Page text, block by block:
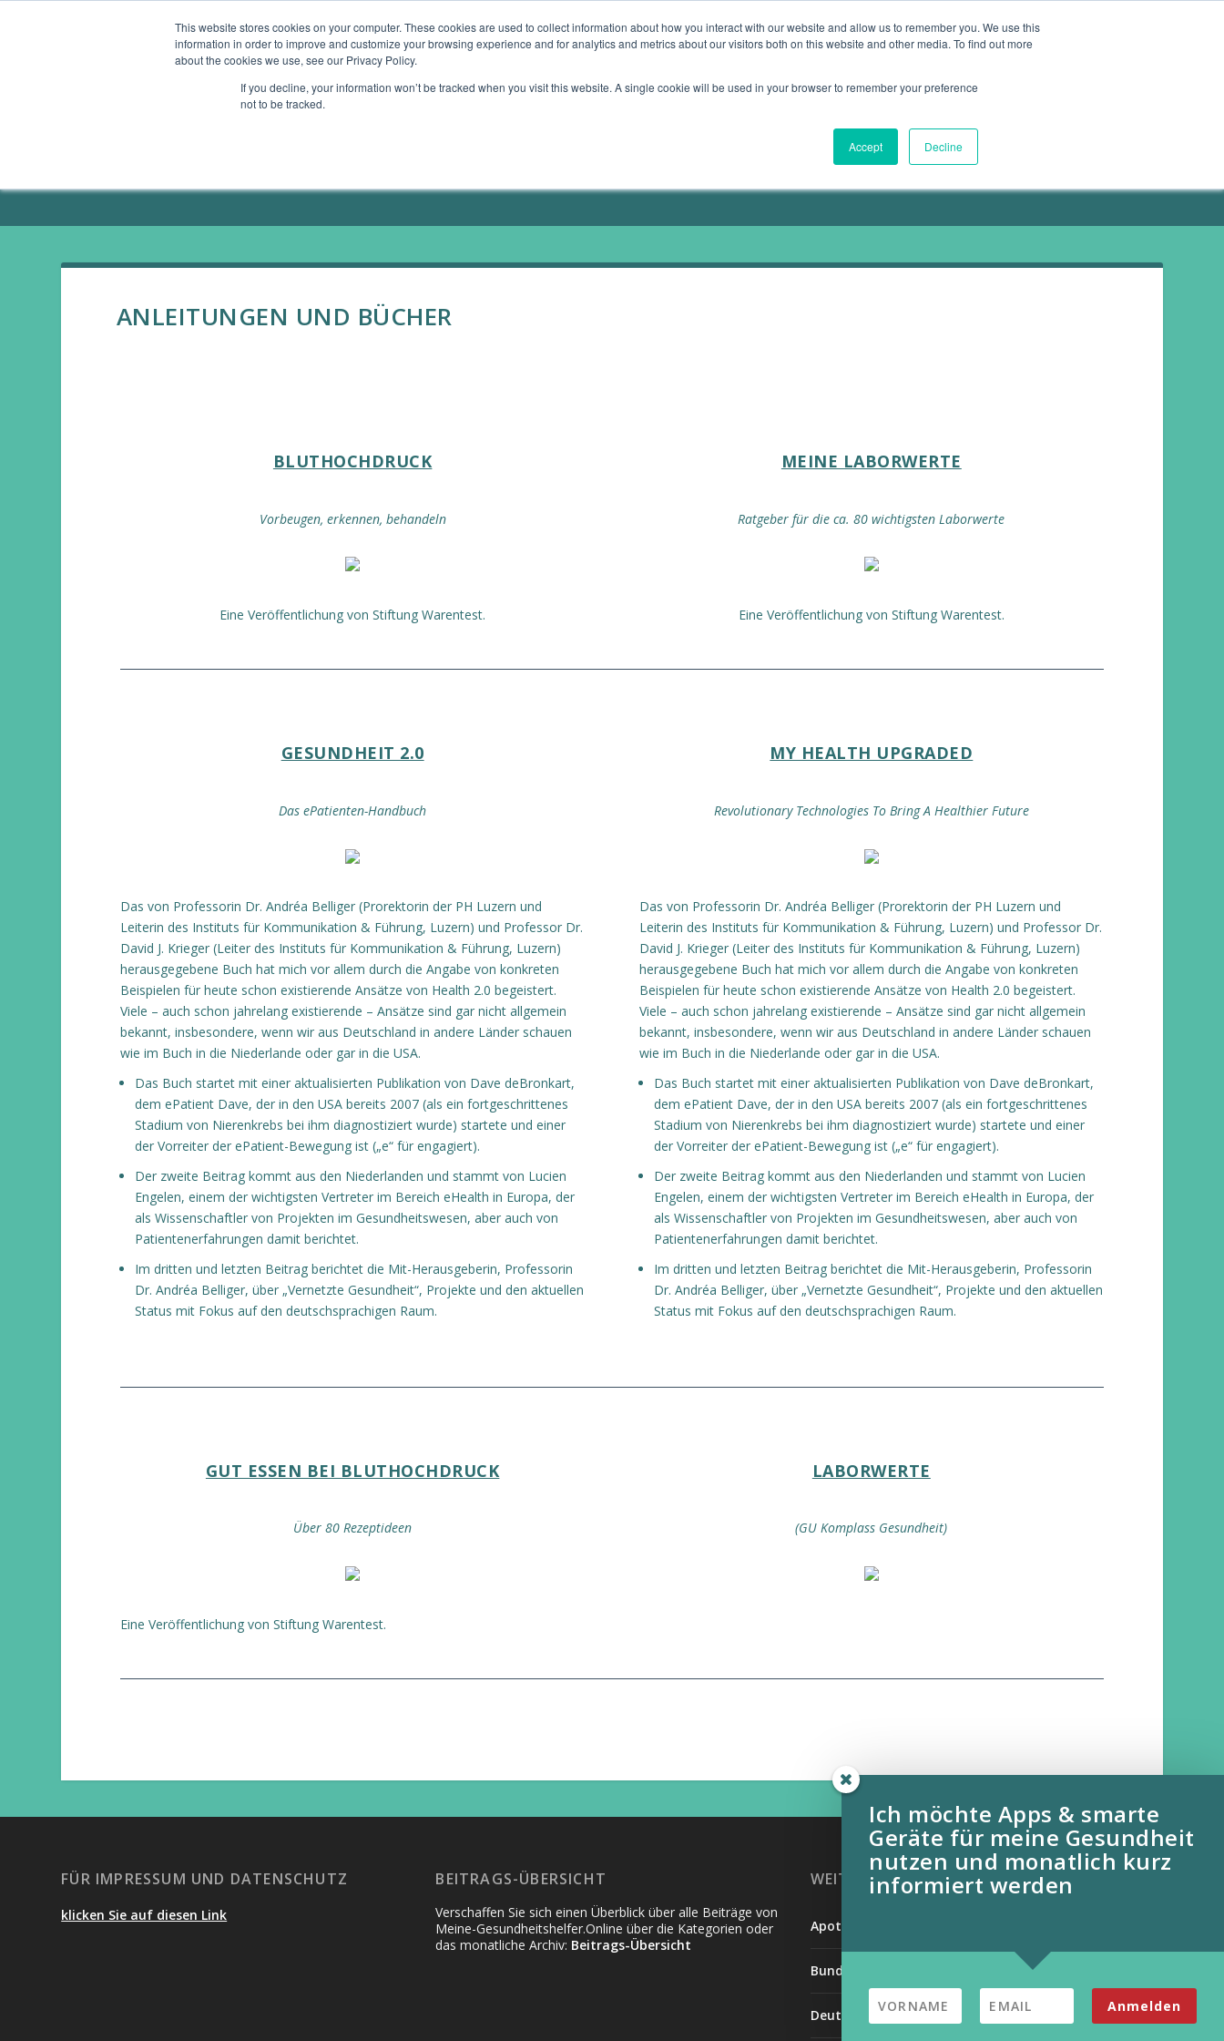
This website stores cookies on your computer. These cookies are used to collect information about how you interact with our website and allow us to remember you. We use this
information in order to improve and customize your browsing experience and for analytics and metrics about our visitors both on this website and other media. To find out more
about the cookies we use, see our Privacy Policy.
If you decline, your information won’t be tracked when you visit this website. A single cookie will be used in your browser to remember your preference
not to be tracked.
Accept Decline
GESUNDHEITS-APPS SMARTE GERÄTE MEIN ANGEBOT
ANLEITUNGEN UND BÜCHER
BLUTHOCHDRUCK
Vorbeugen, erkennen, behandeln
Eine Veröffentlichung von Stiftung Warentest.
MEINE LABORWERTE
Ratgeber für die ca. 80 wichtigsten Laborwerte
Eine Veröffentlichung von Stiftung Warentest.
GESUNDHEIT 2.0
Das ePatienten-Handbuch
Das von Professorin Dr. Andréa Belliger (Prorektorin der PH Luzern und
Leiterin des Instituts für Kommunikation & Führung, Luzern) und Professor Dr.
David J. Krieger (Leiter des Instituts für Kommunikation & Führung, Luzern)
herausgegebene Buch hat mich vor allem durch die Angabe von konkreten
Beispielen für heute schon existierende Ansätze von Health 2.0 begeistert.
Viele – auch schon jahrelang existierende – Ansätze sind gar nicht allgemein
bekannt, insbesondere, wenn wir aus Deutschland in andere Länder schauen
wie im Buch in die Niederlande oder gar in die USA.
Das Buch startet mit einer aktualisierten Publikation von Dave deBronkart,
dem ePatient Dave, der in den USA bereits 2007 (als ein fortgeschrittenes
Stadium von Nierenkrebs bei ihm diagnostiziert wurde) startete und einer
der Vorreiter der ePatient-Bewegung ist („e“ für engagiert).
Der zweite Beitrag kommt aus den Niederlanden und stammt von Lucien
Engelen, einem der wichtigsten Vertreter im Bereich eHealth in Europa, der
als Wissenschaftler von Projekten im Gesundheitswesen, aber auch von
Patientenerfahrungen damit berichtet.
Im dritten und letzten Beitrag berichtet die Mit-Herausgeberin, Professorin
Dr. Andréa Belliger, über „Vernetzte Gesundheit“, Projekte und den aktuellen
Status mit Fokus auf den deutschsprachigen Raum.
MY HEALTH UPGRADED
Revolutionary Technologies To Bring A Healthier Future
Das von Professorin Dr. Andréa Belliger (Prorektorin der PH Luzern und
Leiterin des Instituts für Kommunikation & Führung, Luzern) und Professor Dr.
David J. Krieger (Leiter des Instituts für Kommunikation & Führung, Luzern)
herausgegebene Buch hat mich vor allem durch die Angabe von konkreten
Beispielen für heute schon existierende Ansätze von Health 2.0 begeistert.
Viele – auch schon jahrelang existierende – Ansätze sind gar nicht allgemein
bekannt, insbesondere, wenn wir aus Deutschland in andere Länder schauen
wie im Buch in die Niederlande oder gar in die USA.
Das Buch startet mit einer aktualisierten Publikation von Dave deBronkart,
dem ePatient Dave, der in den USA bereits 2007 (als ein fortgeschrittenes
Stadium von Nierenkrebs bei ihm diagnostiziert wurde) startete und einer
der Vorreiter der ePatient-Bewegung ist („e“ für engagiert).
Der zweite Beitrag kommt aus den Niederlanden und stammt von Lucien
Engelen, einem der wichtigsten Vertreter im Bereich eHealth in Europa, der
als Wissenschaftler von Projekten im Gesundheitswesen, aber auch von
Patientenerfahrungen damit berichtet.
Im dritten und letzten Beitrag berichtet die Mit-Herausgeberin, Professorin
Dr. Andréa Belliger, über „Vernetzte Gesundheit“, Projekte und den aktuellen
Status mit Fokus auf den deutschsprachigen Raum.
GUT ESSEN BEI BLUTHOCHDRUCK
Über 80 Rezeptideen
Eine Veröffentlichung von Stiftung Warentest.
LABORWERTE
(GU Komplass Gesundheit)
FÜR IMPRESSUM UND DATENSCHUTZ
klicken Sie auf diesen Link
BEITRAGS-ÜBERSICHT
Verschaffen Sie sich einen Überblick über alle Beiträge von
Meine-Gesundheitshelfer.Online über die Kategorien oder
das monatliche Archiv: Beitrags-Übersicht
WEITERE INFORMATIONSQUELLEN:
Apotheken Umschau
Bundesverband der Organtransplantierten e.V.
Deutsche Stiftung für chronisch Kranke
Ich möchte Apps & smarte
Geräte für meine Gesundheit
nutzen und monatlich kurz
informiert werden
Anmelden